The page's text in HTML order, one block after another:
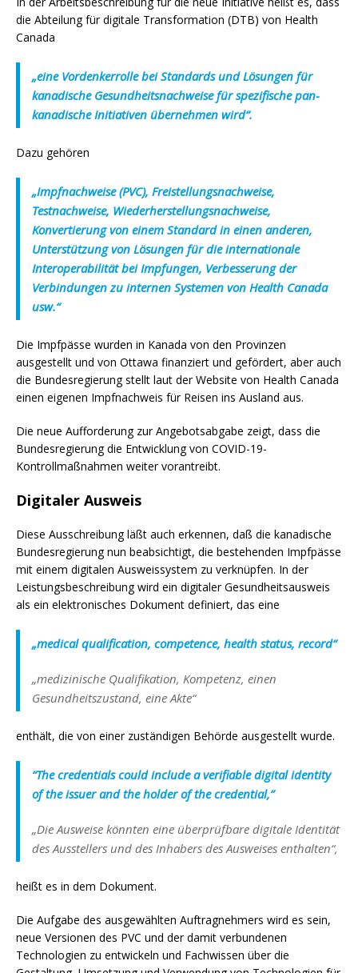
die Abteilung für digitale Transformation (DTB) von Health
Canada
„eine Vordenkerrolle bei Standards und Lösungen für
kanadische Gesundheitsnachweise für spezifische pan-
kanadische Initiativen übernehmen wird“.
Dazu gehören
„Impfnachweise (PVC), Freistellungsnachweise,
Testnachweise, Wiederherstellungsnachweise,
Konvertierung von einem Standard in einen anderen,
Unterstützung von Lösungen für die internationale
Interoperabilität bei Impfungen, Verbesserung der
Verbindungen zu internen Systemen von Health Canada
usw.“
Die Impfpässe wurden in Kanada von den Provinzen
ausgestellt und von Ottawa finanziert und gefördert, aber auch
die Bundesregierung stellt laut der Website von Health Canada
einen eigenen Impfnachweis für Reisen ins Ausland aus.
Die neue Aufforderung zur Angebotsabgabe zeigt, dass die
Bundesregierung die Entwicklung von COVID-19-
Kontrollmaßnahmen weiter vorantreibt.
Digitaler Ausweis
Diese Ausschreibung läßt auch erkennen, daß die kanadische
Bundesregierung nun beabsichtigt, die bestehenden Impfpässe
mit einem digitalen Ausweissystem zu verknüpfen. In der
Leistungsbeschreibung wird ein digitaler Gesundheitsausweis
als ein elektronisches Dokument definiert, das eine
„medical qualification, competence, health status, record“
„medizinische Qualifikation, Kompetenz, einen
Gesundheitszustand, eine Akte“
enthält, die von einer zuständigen Behörde ausgestellt wurde.
“The credentials could include a verifiable digital identity
of the issuer and the holder of the credential,”
„Die Ausweise könnten eine überprüfbare digitale Identität
des Ausstellers und des Inhabers des Ausweises enthalten“,
heißt es in dem Dokument.
Die Aufgabe des ausgewählten Auftragnehmers wird es sein,
neue Versionen des PVC und der damit verbundenen
Technologien zu entwickeln und Fachwissen über die